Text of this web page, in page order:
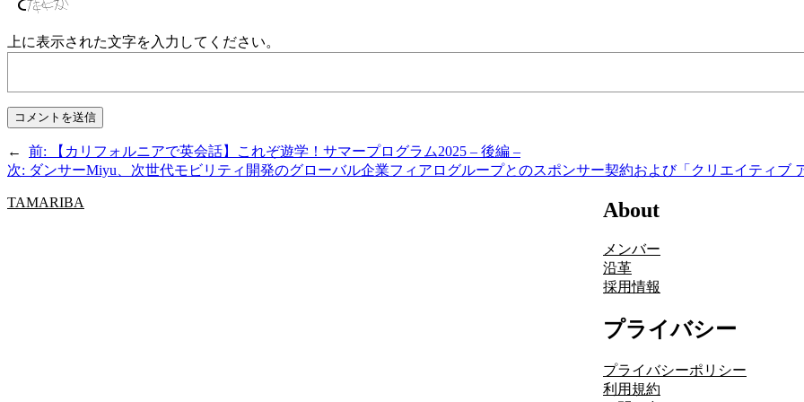
上に表示された文字を入力してください。
← 前:
【カリフォルニアで英会話】これぞ遊学！サマープログラム2025 – 後編 –
次: ダンサーMiyu、次世代モビリティ開発のグローバル企業フィアログループとのスポンサー契約および「クリエイティブ
TAMARIBA About
メンバー
沿革
採用情報
プライバシー
プライバシーポリシー
利用規約